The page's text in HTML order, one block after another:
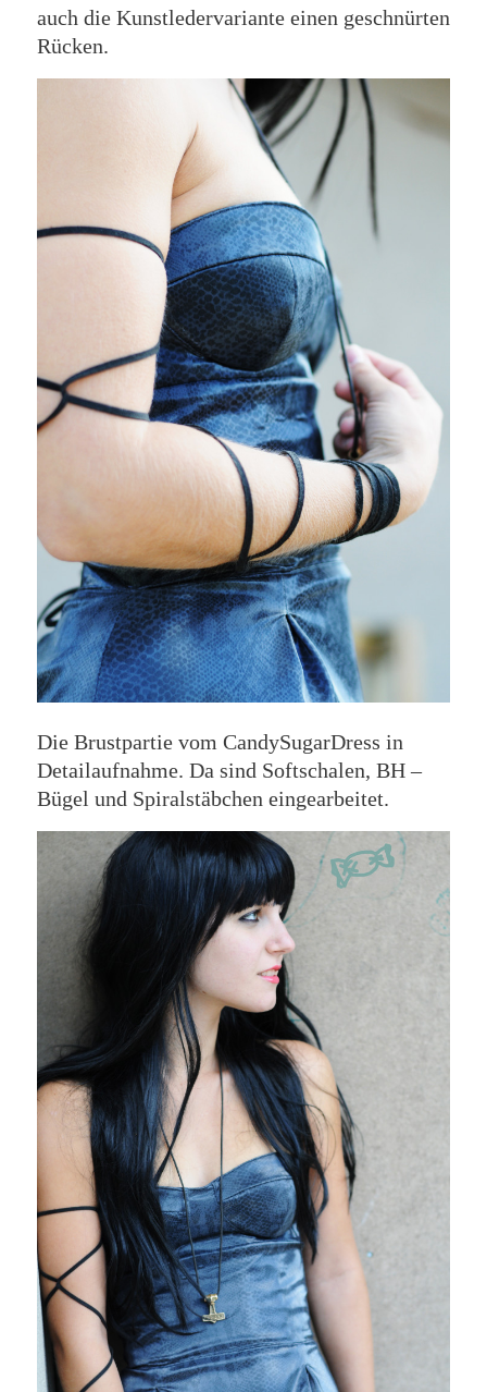
auch die Kunstledervariante einen geschnürten
Rücken.
Die Brustpartie vom CandySugarDress in
Detailaufnahme. Da sind Softschalen, BH –
Bügel und Spiralstäbchen eingearbeitet.